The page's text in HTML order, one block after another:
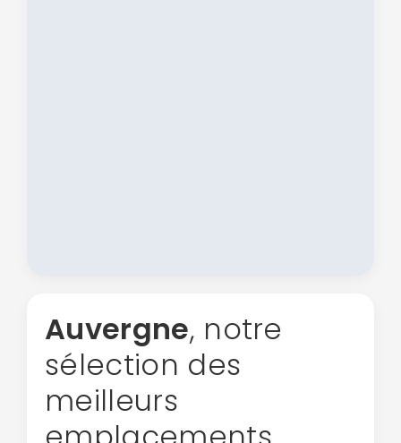
Auvergne, notre
sélection des
meilleurs
confidentialité.